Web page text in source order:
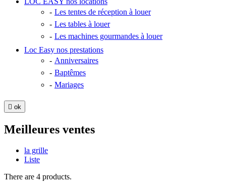
Les tentes de réception à louer
Les tables à louer
Les machines gourmandes à louer
Loc Easy nos prestations
Anniversaires
Baptêmes
Mariages
 ok
Meilleures ventes
la grille
Liste
There are 4 products.